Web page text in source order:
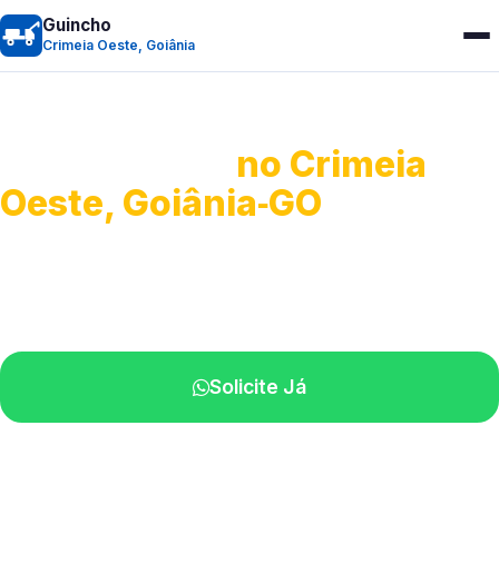
Guincho
Crimeia Oeste, Goiânia
no Crimeia
Oeste, Goiânia‑GO
Solicite Já